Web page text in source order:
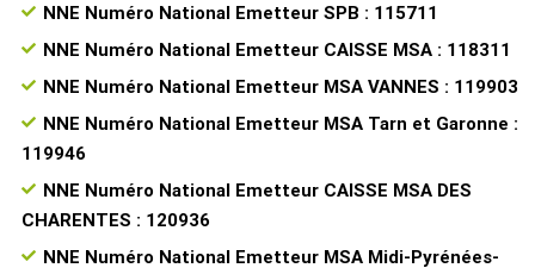
NNE Numéro National Emetteur SPB : 115711
NNE Numéro National Emetteur CAISSE MSA : 118311
NNE Numéro National Emetteur MSA VANNES : 119903
NNE Numéro National Emetteur MSA Tarn et Garonne :
119946
NNE Numéro National Emetteur CAISSE MSA DES
CHARENTES : 120936
NNE Numéro National Emetteur MSA Midi-Pyrénées-